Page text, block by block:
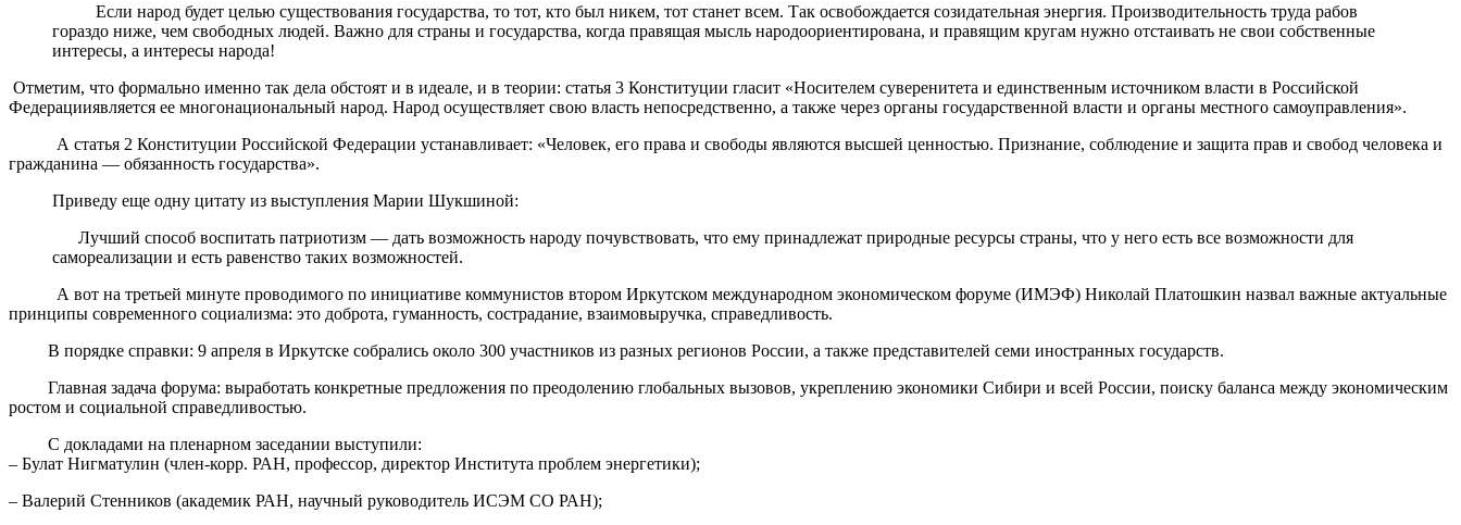
Если народ будет целью существования государства, то тот, кто был никем, тот станет всем. Так освобождается созидательная энергия. Производительность труда рабов
гораздо ниже, чем свободных людей. Важно для страны и государства, когда правящая мысль народоориентирована, и правящим кругам нужно отстаивать не свои собственные
интересы, а интересы народа!
Отметим, что формально именно так дела обстоят и в идеале, и в теории: статья 3 Конституции гласит «Носителем суверенитета и единственным источником власти в Российской
Федерацииявляется ее многонациональный народ. Народ осуществляет свою власть непосредственно, а также через органы государственной власти и органы местного самоуправления».
А статья 2 Конституции Российской Федерации устанавливает: «Человек, его права и свободы являются высшей ценностью. Признание, соблюдение и защита прав и свобод человека и
гражданина — обязанность государства».
Приведу еще одну цитату из выступления Марии Шукшиной:
Лучший способ воспитать патриотизм — дать возможность народу почувствовать, что ему принадлежат природные ресурсы страны, что у него есть все возможности для
самореализации и есть равенство таких возможностей.
А вот на третьей минуте проводимого по инициативе коммунистов втором Иркутском международном экономическом форуме (ИМЭФ) Николай Платошкин назвал важные актуальные
принципы современного социализма: это доброта, гуманность, сострадание, взаимовыручка, справедливость.
В порядке справки: 9 апреля в Иркутске собрались около 300 участников из разных регионов России, а также представителей семи иностранных государств.
Главная задача форума: выработать конкретные предложения по преодолению глобальных вызовов, укреплению экономики Сибири и всей России, поиску баланса между экономическим
ростом и социальной справедливостью.
С докладами на пленарном заседании выступили:
– Булат Нигматулин (член-корр. РАН, профессор, директор Института проблем энергетики);
– Валерий Стенников (академик РАН, научный руководитель ИСЭМ СО РАН);